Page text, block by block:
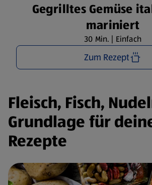
Gegrilltes Gemüse
mariniert
30 Min. | Einfach
Zum Rezept
Fleisch, Fisch,
Grundlage für
Rezepte